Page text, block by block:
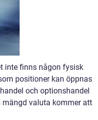
inte finns någon fysisk
positioner kan öppnas
och optionshandel
mängd valuta kommer att